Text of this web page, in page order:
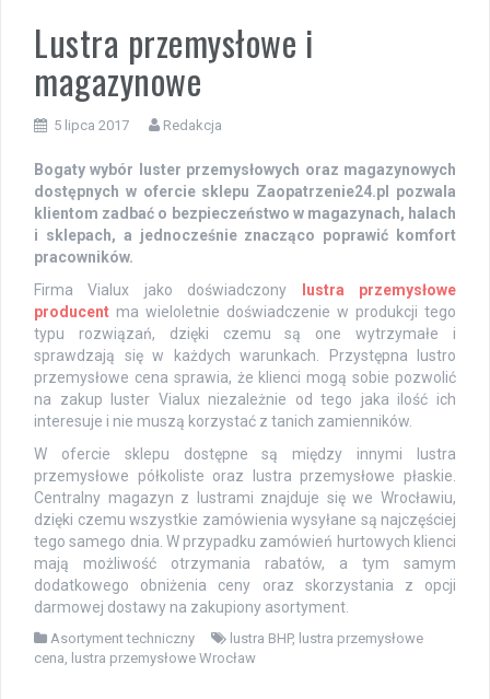
Lustra przemysłowe i
magazynowe
5 lipca 2017 Redakcja
Bogaty wybór luster przemysłowych oraz magazynowych
dostępnych w ofercie sklepu Zaopatrzenie24.pl pozwala
klientom zadbać o bezpieczeństwo w magazynach, halach
i sklepach, a jednocześnie znacząco poprawić komfort
pracowników.
Firma Vialux jako doświadczony
lustra przemysłowe
producent ma wieloletnie doświadczenie w produkcji tego
typu rozwiązań, dzięki czemu są one wytrzymałe i
sprawdzają się w każdych warunkach. Przystępna lustro
przemysłowe cena sprawia, że klienci mogą sobie pozwolić
na zakup luster Vialux niezależnie od tego jaka ilość ich
interesuje i nie muszą korzystać z tanich zamienników.
W ofercie sklepu dostępne są między innymi lustra
przemysłowe półkoliste oraz lustra przemysłowe płaskie.
Centralny magazyn z lustrami znajduje się we Wrocławiu,
dzięki czemu wszystkie zamówienia wysyłane są najczęściej
tego samego dnia. W przypadku zamówień hurtowych klienci
mają możliwość otrzymania rabatów, a tym samym
dodatkowego obniżenia ceny oraz skorzystania z opcji
darmowej dostawy na zakupiony asortyment.
Asortyment techniczny lustra BHP, lustra przemysłowe
cena, lustra przemysłowe Wrocław